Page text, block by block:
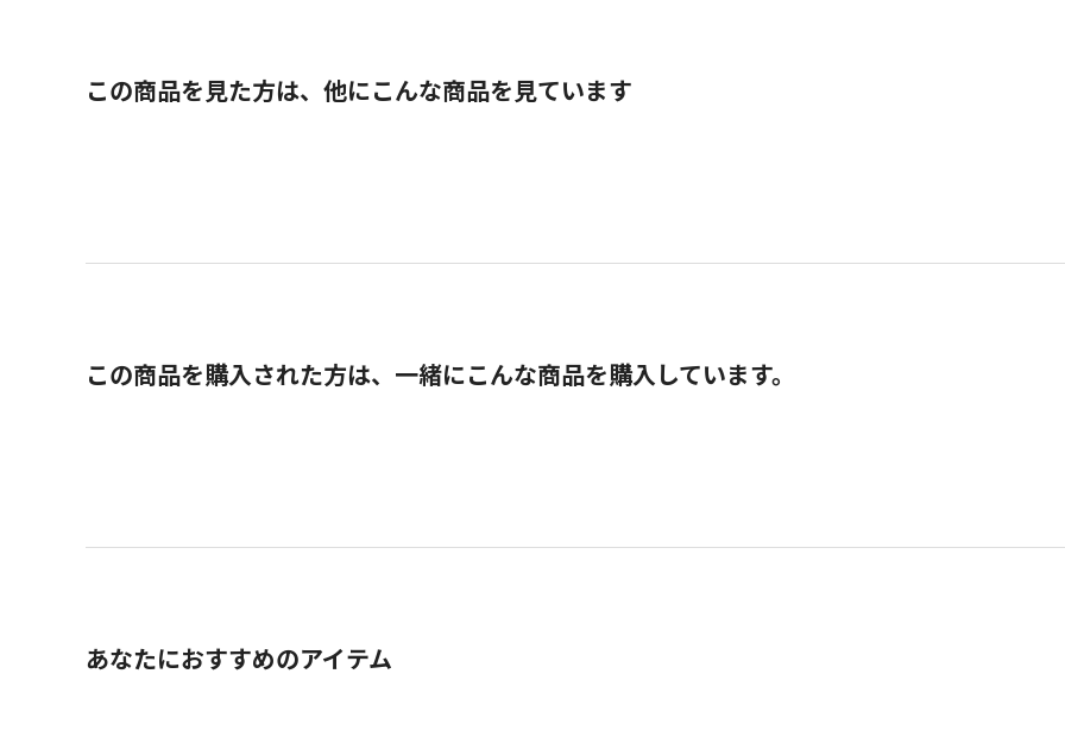
この商品を見た方は、他にこんな商品を見ています
この商品を購入された方は、一緒にこんな商品を購入しています。
あなたにおすすめのアイテム